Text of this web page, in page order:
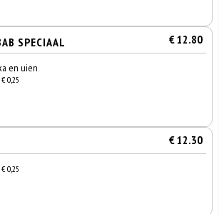
SPECIAAL € 12.80
en uien
0,25
€ 12.30
0,25